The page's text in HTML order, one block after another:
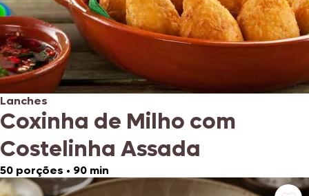
Lanches
Coxinha de Milho com
Costelinha Assada
50 porções • 90 min